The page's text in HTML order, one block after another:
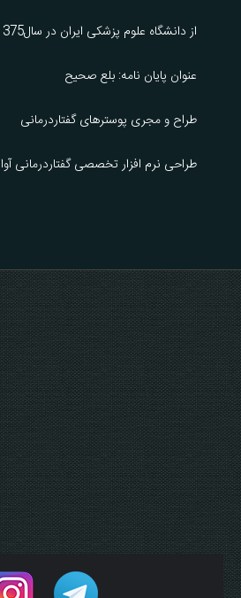
از دانشگاه علوم پزشکی ایران در سال1375
عنوان پایان نامه: بلع صحیح
طراح و مجری پوسترهای گفتاردرمانی
طراحی نرم افزار تخصصی گفتاردرمانی آوا